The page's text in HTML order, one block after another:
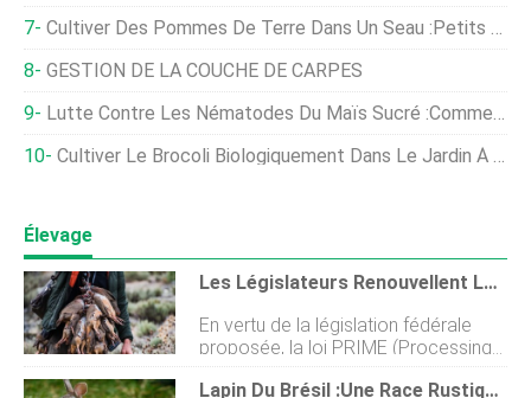
Cultiver Des Pommes De Terre Dans Un Seau :petits Poteaux Spatiaux
GESTION DE LA COUCHE DE CARPES
Lutte Contre Les Nématodes Du Maïs Sucré :comment Gérer Les Nématodes Du Maïs Sucré
Cultiver Le Brocoli Biologiquement Dans Le Jardin À La Maison
Élevage
Les Législateurs Renouvellent Leur Pression Pour Permettre À La Viande Non Inspectée D'entrer Dans L'approvisionnement Alimentaire
En vertu de la législation fédérale
proposée, la loi PRIME (Processing
Revival and Intrastate Meat
Exemption), peu connu, Les abattoirs
Lapin Du Brésil :une Race Rustique De Taille Moyenne